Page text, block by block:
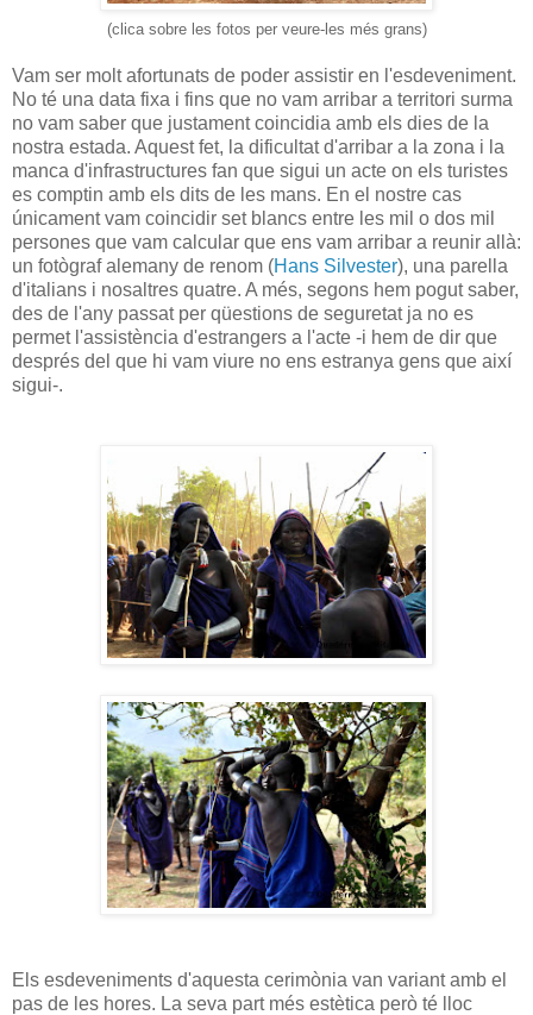
(clica sobre les fotos per veure-les més grans)
Vam ser molt afortunats de poder assistir en l'esdeveniment.
No té una data fixa i fins que no vam arribar a territori surma
no vam saber que justament coincidia amb els dies de la
nostra estada. Aquest fet, la dificultat d'arribar a la zona i la
manca d'infrastructures fan que sigui un acte on els turistes
es comptin amb els dits de les mans. En el nostre cas
únicament vam coincidir set blancs entre les mil o dos mil
persones que vam calcular que ens vam arribar a reunir allà:
un fotògraf alemany de renom (Hans Silvester), una parella
d'italians i nosaltres quatre. A més, segons hem pogut saber,
des de l'any passat per qüestions de seguretat ja no es
permet l'assistència d'estrangers a l'acte -i hem de dir que
després del que hi vam viure no ens estranya gens que així
sigui-.
Els esdeveniments d'aquesta cerimònia van variant amb el
pas de les hores. La seva part més estètica però té lloc